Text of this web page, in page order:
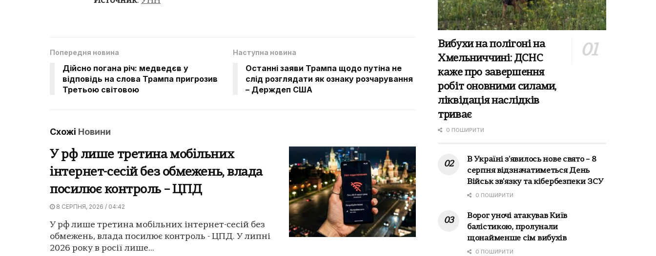
Попередня новина
Дійсно погана річ: медведєв у
відповідь на слова Трампа пригрозив
Третьою світовою
Наступна новина
Останні заяви Трампа щодо путіна не
слід розглядати як ознаку розчарування
– Держдеп США
Схожі Новини
У рф лише третина мобільних
інтернет-сесій без обмежень, влада
посилює контроль – ЦПД
8 СЕРПНЯ, 2026 / 04:42
У рф лише третина мобільних інтернет-сесій без
обмежень, влада посилює контроль - ЦПД. У липні
2026 року в росії лише...
Вибухи на полігоні на
Хмельниччині: ДСНС
каже про завершення
робіт оновними силами,
ліквідація наслідків
триває
0 ПОШИРИТИ
В Україні з'явилось нове свято – 8
серпня відзначатиметься День
Військ зв'язку та кібербезпеки ЗСУ
0 ПОШИРИТИ
Ворог уночі атакував Київ
балістикою, пролунали
щонайменше сім вибухів
0 ПОШИРИТИ